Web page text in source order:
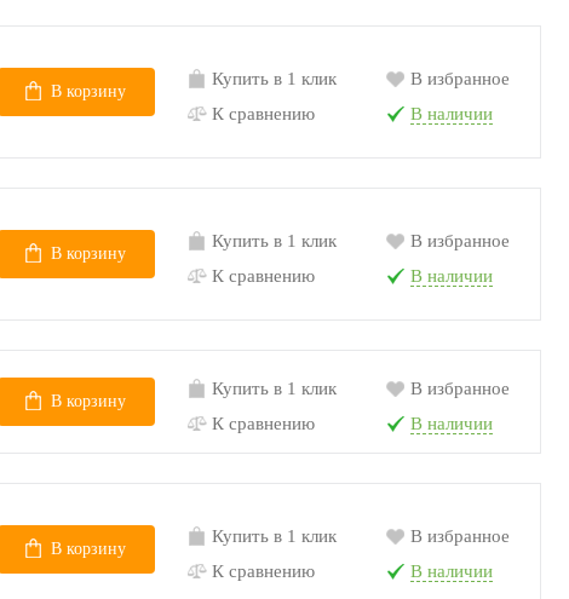
В корзину
Купить в 1 клик
К сравнению
В избранное
В наличии
В корзину
Купить в 1 клик
К сравнению
В избранное
В наличии
В корзину
Купить в 1 клик
К сравнению
В избранное
В наличии
В корзину
Купить в 1 клик
К сравнению
В избранное
В наличии